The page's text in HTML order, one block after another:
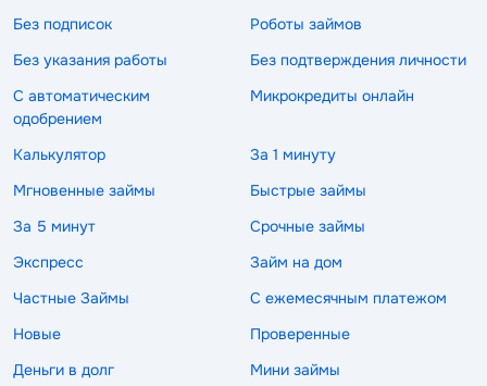
Без подписок
Роботы займов
Без указания работы
Без подтверждения личности
С автоматическим
одобрением
Микрокредиты онлайн
Калькулятор
За 1 минуту
Мгновенные займы
Быстрые займы
За 5 минут
Срочные займы
Экспресс
Займ на дом
Частные Займы
С ежемесячным платежом
Новые
Проверенные
Деньги в долг
Мини займы